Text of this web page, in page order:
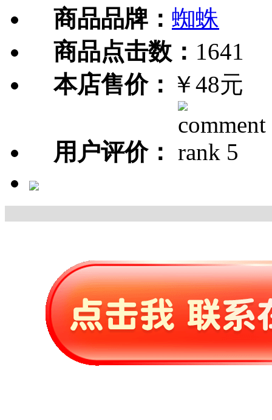
商品品牌： 蜘蛛
商品点击数： 1641
本店售价： ￥48元
用户评价：